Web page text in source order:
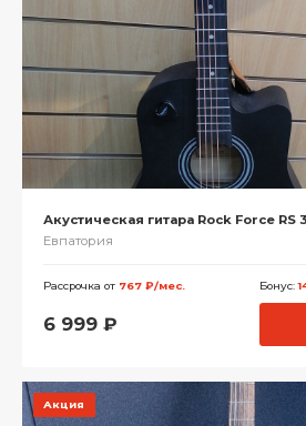
Акустическая гитара Rock Force RS
Евпатория
Рассрочка от 767 ₽/мес. Бонус:
6 999 ₽
Акция